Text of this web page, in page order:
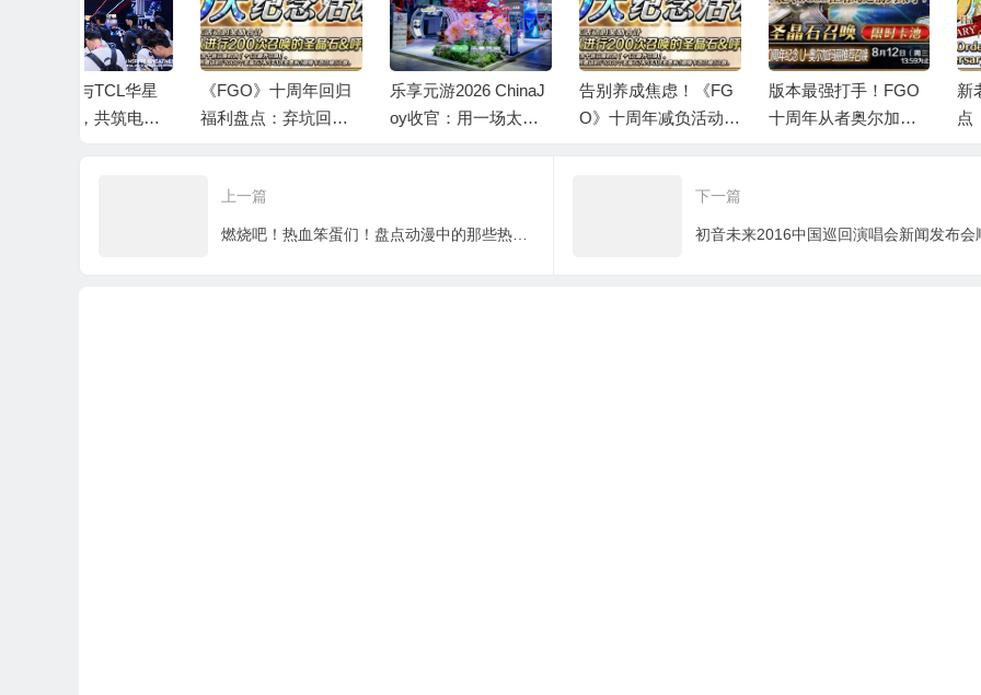
《FGO》十周年回归
福利盘点：弃坑回来7
乐享元游2026 ChinaJ
oy收官：用一场太极
告别养成焦虑！《FG
O》十周年减负活动清
版本最强打手！FGO
十周年从者奥尔加玛
新老御主有区别
点《FGO》十周
上一篇 下一篇